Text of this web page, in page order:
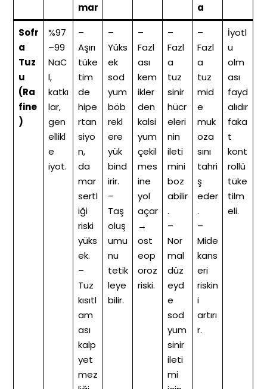
mar
a
Sofr
a
Tuz
u
(Ra
fine
)
%97
–99
NaC
l,
katkı
lar,
gen
ellikl
e
iyot.
–
Aşırı
tüke
tim
de
hipe
rtan
siyo
n,
da
mar
sertl
iği
riski
yüks
ek.
–
Tuz
kısıtl
am
ası
kalp
yet
mez
–
Yüks
ek
sod
yum
böb
rekl
ere
yük
bind
irir.
–
Taş
oluş
umu
nu
tetik
leye
bilir.
–
Fazl
ası
kem
ikler
den
kalsi
yum
çekil
mes
ine
yol
açar
→
ost
eop
oroz
riski.
–
Fazl
a
tuz
sinir
hücr
eleri
nin
ileti
mini
boz
abilir
.
–
Nor
mal
düz
eyd
e
sod
yum
sinir
ileti
mi
–
Fazl
a
tuz
mid
e
muk
oza
sını
tahri
ş
eder
.
–
Mide
kans
eri
riskin
i
artırı
r.
İyotl
u
olm
ası
fayd
alıdır
faka
t
kont
rollü
tüke
tilm
eli.